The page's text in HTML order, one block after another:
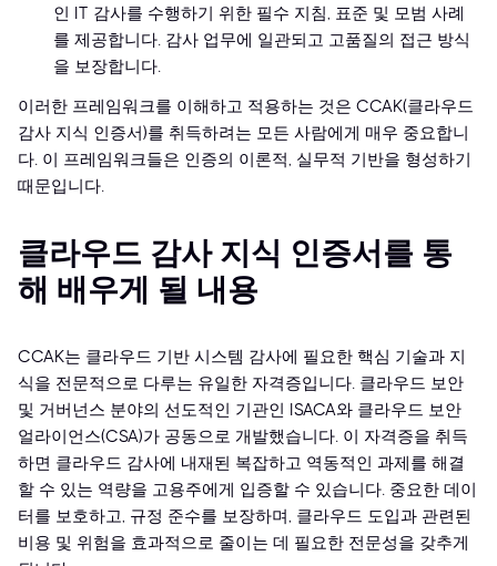
인 IT 감사를 수행하기 위한 필수 지침, 표준 및 모범 사례
를 제공합니다. 감사 업무에 일관되고 고품질의 접근 방식
을 보장합니다.
이러한 프레임워크를 이해하고 적용하는 것은 CCAK(클라우드
감사 지식 인증서)를 취득하려는 모든 사람에게 매우 중요합니
다. 이 프레임워크들은 인증의 이론적, 실무적 기반을 형성하기
때문입니다.
클라우드 감사 지식 인증서를 통
해 배우게 될 내용
CCAK는 클라우드 기반 시스템 감사에 필요한 핵심 기술과 지
식을 전문적으로 다루는 유일한 자격증입니다. 클라우드 보안
및 거버넌스 분야의 선도적인 기관인 ISACA와 클라우드 보안
얼라이언스(CSA)가 공동으로 개발했습니다. 이 자격증을 취득
하면 클라우드 감사에 내재된 복잡하고 역동적인 과제를 해결
할 수 있는 역량을 고용주에게 입증할 수 있습니다. 중요한 데이
터를 보호하고, 규정 준수를 보장하며, 클라우드 도입과 관련된
비용 및 위험을 효과적으로 줄이는 데 필요한 전문성을 갖추게